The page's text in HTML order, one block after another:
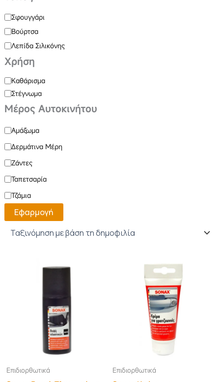
Σφουγγάρι
Βούρτσα
Λεπίδα Σιλικόνης
Χρήση
Καθάρισμα
Στέγνωμα
Μέρος Αυτοκινήτου
Αμάξωμα
Δερμάτινα Μέρη
Ζάντες
Ταπετσαρία
Τζάμια
Εφαρμογή
Επιδιορθωτικά Επιδιορθωτικά